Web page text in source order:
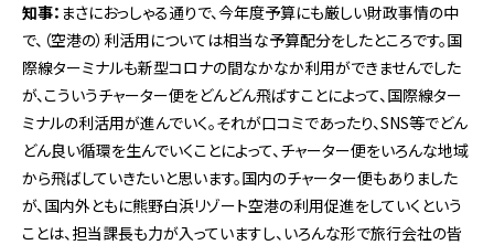
知事： まさにおっしゃる通りで、今年度予算にも厳しい財政事情の中
で、（空港の）利活用については相当な予算配分をしたところです。国
際線ターミナルも新型コロナの間なかなか利用ができませんでした
が、こういうチャーター便をどんどん飛ばすことによって、国際線ター
ミナルの利活用が進んでいく。それが口コミであったり、SNS等でどん
どん良い循環を生んでいくことによって、チャーター便をいろんな地域
から飛ばしていきたいと思います。国内のチャーター便もありました
が、国内外ともに熊野白浜リゾート空港の利用促進をしていくという
ことは、担当課長も力が入っていますし、いろんな形で旅行会社の皆